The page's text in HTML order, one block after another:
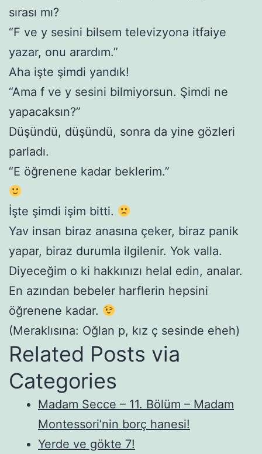
sırası mı?
“F ve y sesini bilsem televizyona itfaiye
yazar, onu arardım.”
Aha işte şimdi yandık!
“Ama f ve y sesini bilmiyorsun. Şimdi ne
yapacaksın?”
Düşündü, düşündü, sonra da yine gözleri
parladı.
“E öğrenene kadar beklerim.”
İşte şimdi işim bitti.
Yav insan biraz anasına çeker, biraz panik
yapar, biraz durumla ilgilenir. Yok valla.
Diyeceğim o ki hakkınızı helal edin, analar.
En azından bebeler harflerin hepsini
öğrenene kadar.
(Meraklısına: Oğlan p, kız ç sesinde eheh)
Related Posts via
Categories
Madam Secce – 11. Bölüm – Madam
Montessori’nin borç hanesi!
Yerde ve gökte 7!